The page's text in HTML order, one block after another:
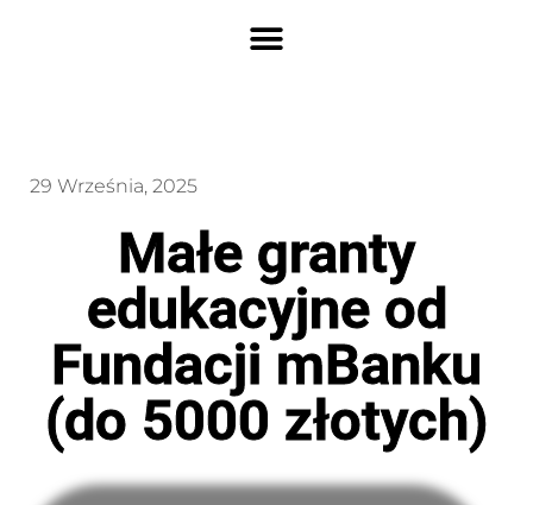
29 Września, 2025
Małe granty
edukacyjne od
Fundacji mBanku
(do 5000 złotych)